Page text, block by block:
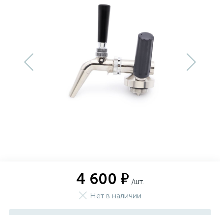
4 600 ₽ /шт.
Нет в наличии